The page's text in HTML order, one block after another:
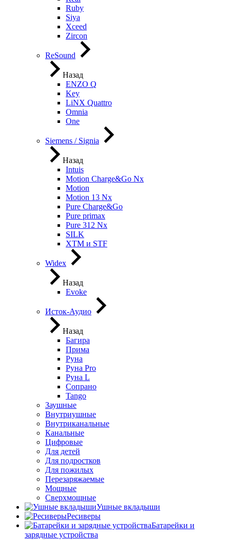
Ruby
Siya
Xceed
Zircon
ReSound
Назад
ENZO Q
Key
LiNX Quattro
Omnia
One
Siemens / Signia
Назад
Intuis
Motion Charge&Go Nx
Motion
Motion 13 Nx
Pure Charge&Go
Pure primax
Pure 312 Nx
SILK
XTM и STF
Widex
Назад
Evoke
Исток-Аудио
Назад
Багира
Прима
Руна
Руна Pro
Руна L
Сопрано
Tango
Заушные
Внутриушные
Внутриканальные
Канальные
Цифровые
Для детей
Для подростков
Для пожилых
Перезаряжаемые
Мощные
Сверхмощные
Ушные вкладыши
Ресиверы
Батарейки и
зарядные устройства